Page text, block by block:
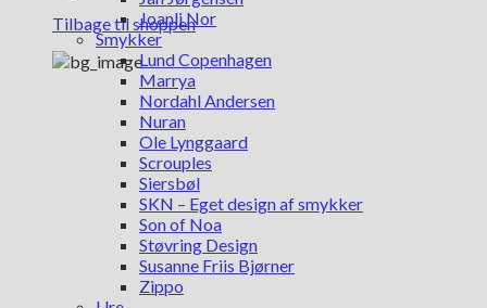
Tilbage til shoppen
Joanli Nor
Smykker
Lund Copenhagen
Marrya
Nordahl Andersen
Nuran
Ole Lynggaard
Scrouples
Siersbøl
SKN – Eget design af smykker
Son of Noa
Støvring Design
Susanne Friis Bjørner
Zippo